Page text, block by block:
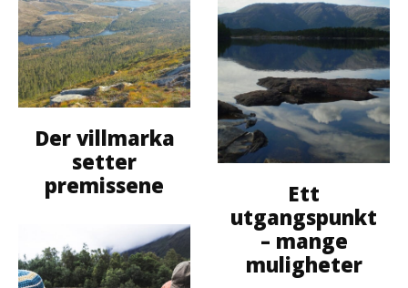
Der villmarka
setter
premissene
Ett
utgangspunkt
– mange
muligheter